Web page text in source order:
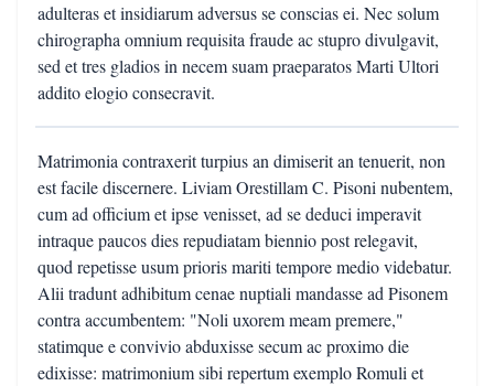
adulteras et insidiarum adversus se conscias ei. Nec solum
chirographa omnium requisita fraude ac stupro divulgavit,
sed et tres gladios in necem suam praeparatos Marti Ultori
addito elogio consecravit.
Matrimonia contraxerit turpius an dimiserit an tenuerit, non
est facile discernere. Liviam Orestillam C. Pisoni nubentem,
cum ad officium et ipse venisset, ad se deduci imperavit
intraque paucos dies repudiatam biennio post relegavit,
quod repetisse usum prioris mariti tempore medio videbatur.
Alii tradunt adhibitum cenae nuptiali mandasse ad Pisonem
contra accumbentem: "Noli uxorem meam premere,"
statimque e convivio abduxisse secum ac proximo die
edixisse: matrimonium sibi repertum exemplo Romuli et